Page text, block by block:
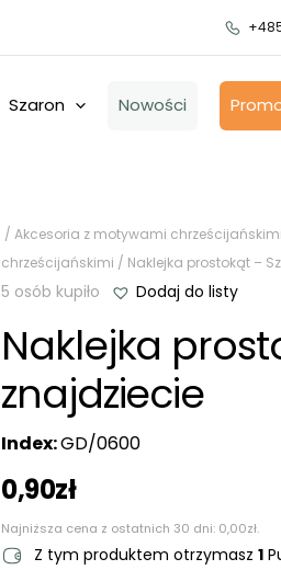
Szaron Nowości
/ Akcesoria z motywami chrześcijańskimi
chrześcijańskimi / Naklejka prostokąt –
5 osób kupiło Dodaj do listy
Naklejka
znajdziecie
Index:GD/0600
0,90zł
Najniższa cena z ostatnich 30 dni: 0,00zł.
Z tym produktem otrzymasz 1